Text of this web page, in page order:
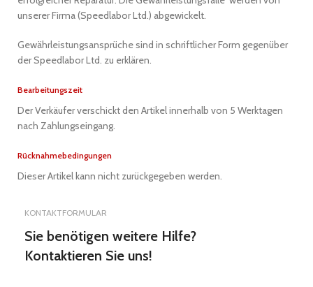
unserer Firma (Speedlabor Ltd.) abgewickelt.
Gewährleistungsansprüche sind in schriftlicher Form gegenüber
der Speedlabor Ltd. zu erklären.
Bearbeitungszeit
Der Verkäufer verschickt den Artikel innerhalb von 5 Werktagen
nach Zahlungseingang.
Rücknahmebedingungen
Dieser Artikel kann nicht zurückgegeben werden.
KONTAKTFORMULAR
Sie benötigen weitere Hilfe?
Kontaktieren Sie uns!